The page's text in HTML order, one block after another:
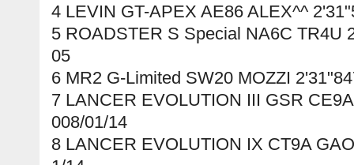
4 LEVIN GT-APEX AE86 ALEX^^
5 ROADSTER S Special NA6C TR4U
05
6 MR2 G-Limited SW20 MOZZI
7 LANCER EVOLUTION III GSR
008/01/14
8 LANCER EVOLUTION IX CT9A